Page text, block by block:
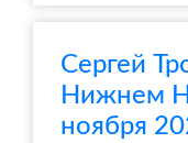
Сергей
Нижнем
ноября